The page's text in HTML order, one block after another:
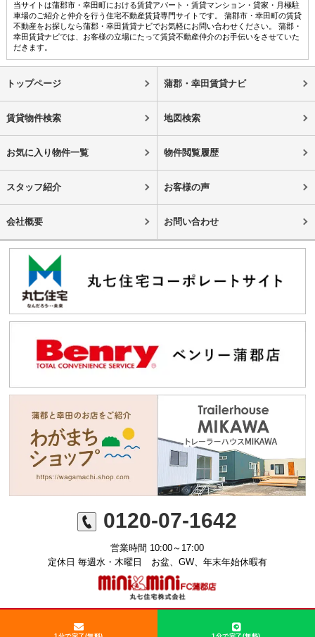
当サイトは蒲郡市・幸田町における賃貸アパート・賃貸マンション・貸家・月極駐
車場のご紹介と仲介を行う住宅不動産賃貸専門サイトです。 蒲郡市・幸田町の賃貸
不動産をお探しなら蒲郡・幸田賃貸ナビでお気軽にお問い合わせください。 蒲郡・
幸田賃貸ナビでは、お客様の立場にたって賃貸不動産仲介のお手伝いをさせていた
だきます。
トップページ 蒲郡・幸田賃貸ナビ
賃貸物件検索 地図検索
お気に入り物件一覧 物件閲覧履歴
スタッフ紹介 お客様の声
会社概要 お問い合わせ
0120-07-1642
営業時間 10:00～17:00
定休日 毎週水・木曜日 お盆、GW、年末年始休暇有